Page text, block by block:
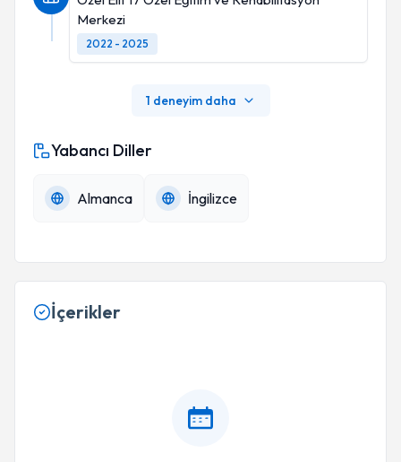
Merkezi
2022 - 2025
1 deneyim daha
Yabancı Diller
Almanca İngilizce
İçerikler